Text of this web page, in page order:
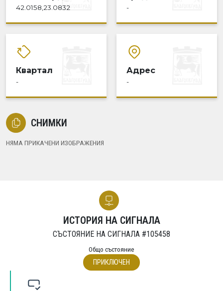
42.0158,23.0832 -
Квартал
-
Адрес
-
СНИМКИ
НЯМА ПРИКАЧЕНИ ИЗОБРАЖЕНИЯ
ИСТОРИЯ НА СИГНАЛА
СЪСТОЯНИЕ НА СИГНАЛА #105458
Общо състояние
ПРИКЛЮЧЕН